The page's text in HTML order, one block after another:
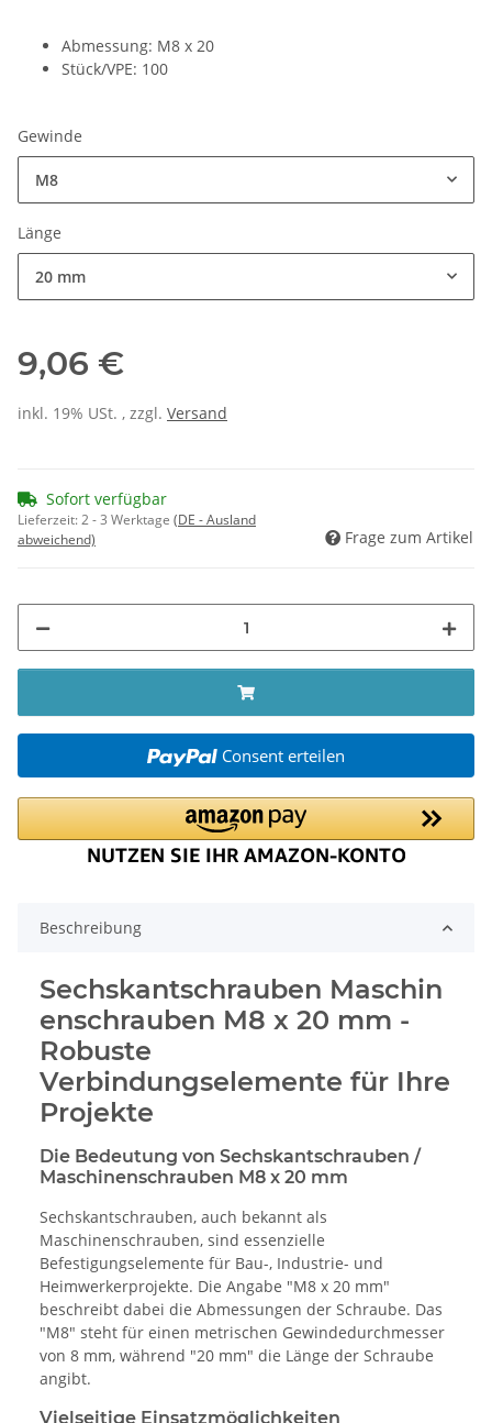
Abmessung: M8 x 20
Stück/VPE: 100
Gewinde
M8
Länge
20 mm
9,06 €
inkl. 19% USt. , zzgl. Versand
Sofort verfügbar
Lieferzeit:2 - 3 Werktage (DE - Ausland
abweichend)
Frage zum Artikel
Consent erteilen
Beschreibung
Sechskantschrauben Maschin
enschrauben M8 x 20 mm -
Robuste
Verbindungselemente für Ihre
Projekte
Die Bedeutung von Sechskantschrauben /
Maschinenschrauben M8 x 20 mm
Sechskantschrauben, auch bekannt als
Maschinenschrauben, sind essenzielle
Befestigungselemente für Bau-, Industrie- und
Heimwerkerprojekte. Die Angabe "M8 x 20 mm"
beschreibt dabei die Abmessungen der Schraube. Das
"M8" steht für einen metrischen Gewindedurchmesser
von 8 mm, während "20 mm" die Länge der Schraube
angibt.
Vielseitige Einsatzmöglichkeiten